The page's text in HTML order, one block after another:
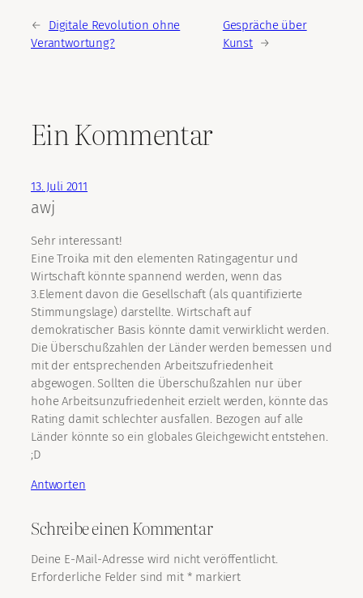
←
Digitale Revolution ohne
Verantwortung?
Gespräche über
Kunst →
Ein Kommentar
13. Juli 2011
awj
Sehr interessant!
Eine Troika mit den elementen Ratingagentur und
Wirtschaft könnte spannend werden, wenn das
3.Element davon die Gesellschaft (als quantifizierte
Stimmungslage) darstellte. Wirtschaft auf
demokratischer Basis könnte damit verwirklicht werden.
Die Überschußzahlen der Länder werden bemessen und
mit der entsprechenden Arbeitszufriedenheit
abgewogen. Sollten die Überschußzahlen nur über
hohe Arbeitsunzufriedenheit erzielt werden, könnte das
Rating damit schlechter ausfallen. Bezogen auf alle
Länder könnte so ein globales Gleichgewicht entstehen.
;D
Antworten
Schreibe einen Kommentar
Deine E-Mail-Adresse wird nicht veröffentlicht.
Erforderliche Felder sind mit * markiert